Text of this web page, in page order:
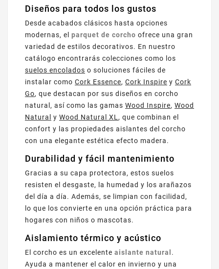
Diseños para todos los gustos
Desde acabados clásicos hasta opciones
modernas, el parquet de corcho ofrece una gran
variedad de estilos decorativos. En nuestro
catálogo encontrarás colecciones como los
suelos encolados o soluciones fáciles de
instalar como Cork Essence, Cork Inspire y Cork
Go, que destacan por sus diseños en corcho
natural, así como las gamas Wood Inspire, Wood
Natural
y Wood Natural XL, que combinan el
confort y las propiedades aislantes del corcho
con una elegante estética efecto madera.
Durabilidad y fácil mantenimiento
Gracias a su capa protectora, estos suelos
resisten el desgaste, la humedad y los arañazos
del día a día. Además, se limpian con facilidad,
lo que los convierte en una opción práctica para
hogares con niños o mascotas.
Aislamiento térmico y acústico
El corcho es un excelente aislante natural .
Ayuda a mantener el calor en invierno y una